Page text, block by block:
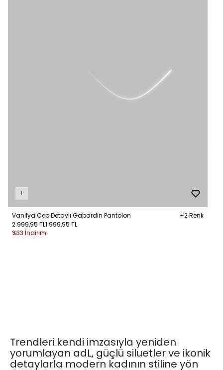
+
Vanilya Cep Detaylı Gabardin Pantolon
+2 Renk
2.999,95 TL1.999,95 TL
%33 İndirim
Trendleri kendi imzasıyla yeniden
yorumlayan adL, güçlü siluetler ve ikonik
detaylarla modern kadının stiline yön